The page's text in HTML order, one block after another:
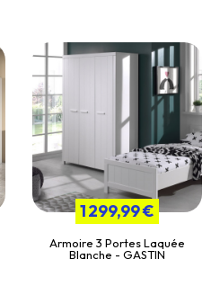
1 299,99 €
Armoire 3 Portes Laquée
Blanche - GASTIN